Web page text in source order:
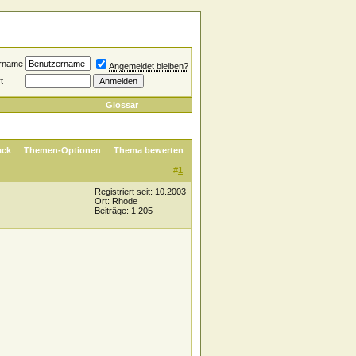
Angemeldet bleiben?
Glossar
Themen-Optionen Thema bewerten
#1
Registriert seit: 10.2003
Ort: Rhode
Beiträge: 1.205